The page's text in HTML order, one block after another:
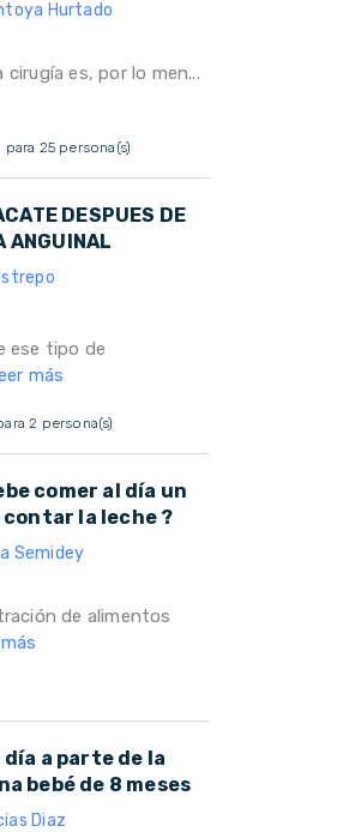
Hurtado
es, por lo men...
para 25 persona(s)
DESPUES DE
ANGUINAL
ese tipo de
más
2 persona(s)
comer al día un
contar la leche ?
Semidey
de alimentos
a parte de la
bebé de 8 meses
Diaz